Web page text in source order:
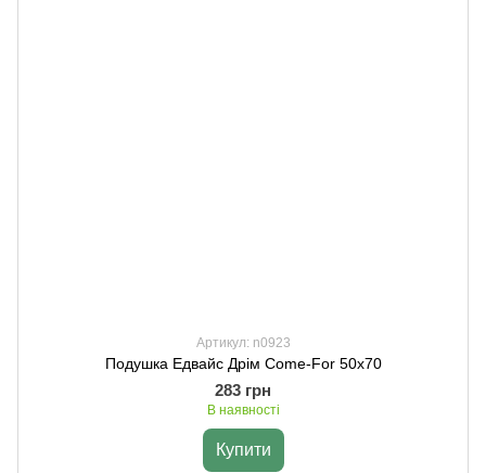
Артикул: n0923
Подушка Едвайс Дрім Come-For 50х70
283 грн
В наявності
Купити